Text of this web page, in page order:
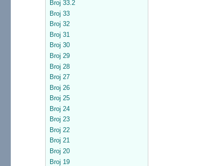
Broj 33.2
Broj 33
Broj 32
Broj 31
Broj 30
Broj 29
Broj 28
Broj 27
Broj 26
Broj 25
Broj 24
Broj 23
Broj 22
Broj 21
Broj 20
Broj 19